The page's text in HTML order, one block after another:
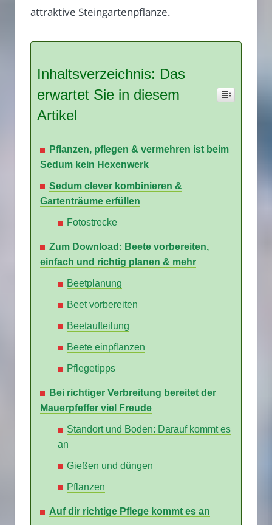
attraktive Steingartenpflanze.
Inhaltsverzeichnis: Das
erwartet Sie in diesem
Artikel
Pflanzen, pflegen & vermehren ist beim
Sedum kein Hexenwerk
Sedum clever kombinieren &
Gartenträume erfüllen
Fotostrecke
Zum Download: Beete vorbereiten,
einfach und richtig planen & mehr
Beetplanung
Beet vorbereiten
Beetaufteilung
Beete einpflanzen
Pflegetipps
Bei richtiger Verbreitung bereitet der
Mauerpfeffer viel Freude
Standort und Boden: Darauf kommt es
an
Gießen und düngen
Pflanzen
Auf dir richtige Pflege kommt es an